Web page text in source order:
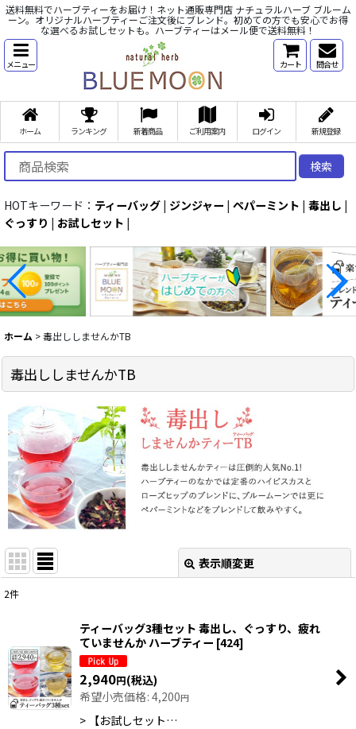
送料無料でハーブティーをお届け！ネット通販専門店 ナチュラルハーブ ブルーム
ーン。オリジナルハーブティーご注文後にブレンド。初めての方でも安心でお得
な選べるお試しセットも。ハーブティーはメール便で送料無料！
メニュー カート 問合せ
ホーム ランキング 新着商品 ご利用案内 ログイン 新規登録
検索
HOTキーワード： ティーバッグ | ジンジャー | ペパーミント | 毒出し |
ぐっすり | お試しセット |
ホーム >毒出ししませんかTB
毒出ししませんかTB
表示順変更
並び順:
絞り込む
2件
ティーバッグ3種セット 毒出し、ぐっすり、疲れ
ていませんか ハーブティー [424]
2,940円(税込)
希望小売価格: 4,200円
> 【お試しセット…